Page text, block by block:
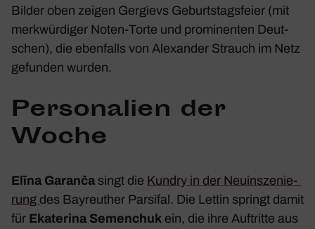
Bilder oben zeigen Gergievs Geburts­tags­feier (mit
merk­wür­diger Noten-Torte und promi­nenten Deut­
schen), die eben­falls von Alex­ander Strauch im Netz
gefunden wurden.
Perso­na­lien der
Woche
Elīna Garanča singt die Kundry in der Neuin­sze­nie­
rung des Bayreu­ther Parsifal . Die Lettin springt damit
für Ekate­rina Semen­chuk ein, die ihre Auftritte aus